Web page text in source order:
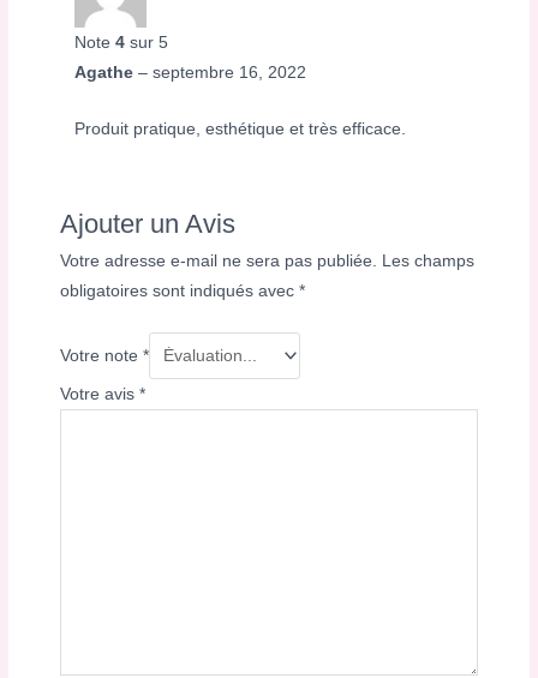
Note4 sur 5
Agathe– septembre 16, 2022
Produit pratique, esthétique et très efficace.
Ajouter un Avis
Votre adresse e-mail ne sera pas publiée.
Les champs
obligatoires sont indiqués avec*
Votre note*
Votre avis*